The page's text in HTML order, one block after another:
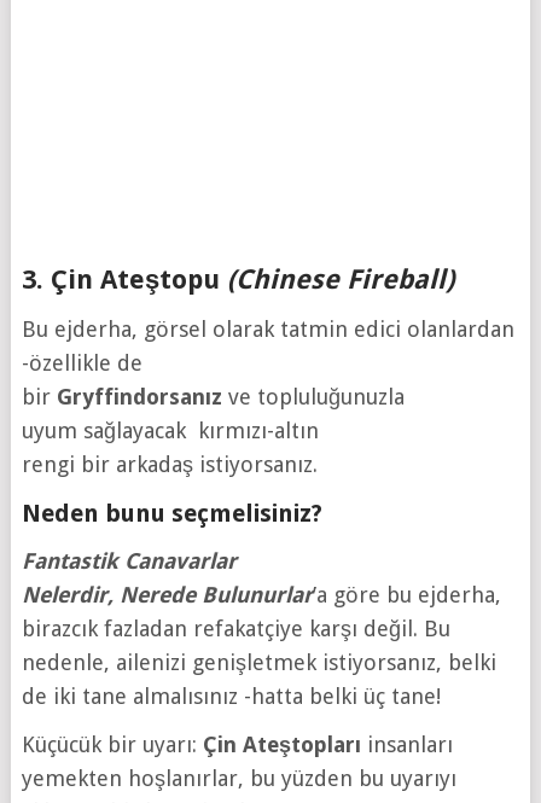
3. Çin Ateştopu (Chinese Fireball)
Bu ejderha, görsel olarak tatmin edici olanlardan
-özellikle de
bir Gryffindorsanız ve topluluğunuzla
uyum sağlayacak kırmızı-altın
rengi bir arkadaş istiyorsanız.
Neden bunu seçmelisiniz?
Fantastik Canavarlar
Nelerdir,Nerede Bulunurlar’a göre bu ejderha,
birazcık fazladan refakatçiye karşı değil. Bu
nedenle, ailenizi genişletmek istiyorsanız, belki
de iki tane almalısınız -hatta belki üç tane!
Küçücük bir uyarı: Çin Ateştopları insanları
yemekten hoşlanırlar, bu yüzden bu uyarıyı